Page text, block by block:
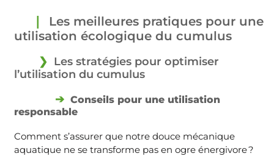
Les meilleures pratiques pour une
utilisation écologique du cumulus
Les stratégies pour optimiser
l’utilisation du cumulus
Conseils pour une utilisation
responsable
Comment s’assurer que notre douce mécanique
aquatique ne se transforme pas en ogre énergivore ?